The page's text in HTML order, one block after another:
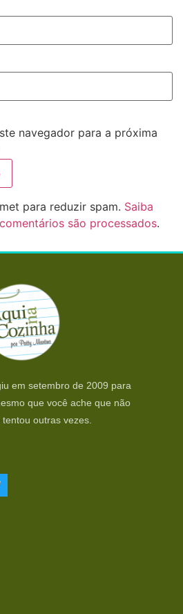
navegador para a próxima
para reduzir spam. Saiba
são processados.
em setembro de 2009 para
que você ache que não
outras vezes.